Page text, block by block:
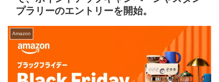
プラリーのエントリーを開始。
Amazon